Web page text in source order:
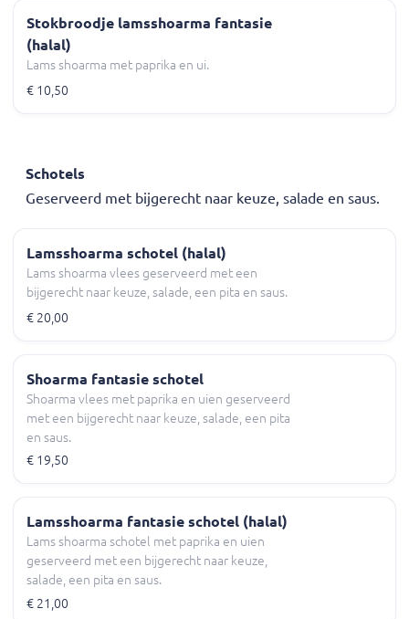
Stokbroodje lamsshoarma fantasie
(halal)
Lams shoarma met paprika en ui.
€ 10,50
Schotels
Geserveerd met bijgerecht naar keuze, salade en saus.
Lamsshoarma schotel (halal)
Lams shoarma vlees geserveerd met een
bijgerecht naar keuze, salade, een pita en saus.
€ 20,00
Shoarma fantasie schotel
Shoarma vlees met paprika en uien geserveerd
met een bijgerecht naar keuze, salade, een pita
en saus.
€ 19,50
Lamsshoarma fantasie schotel (halal)
Lams shoarma schotel met paprika en uien
geserveerd met een bijgerecht naar keuze,
salade, een pita en saus.
€ 21,00